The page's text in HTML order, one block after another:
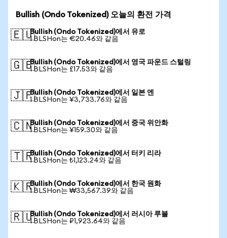
Bullish (Ondo Tokenized) 오늘의 환전 가격
🇪🇺Bullish (Ondo Tokenized)에서 유로
1 BLSHon는 €20.46와 같음
🇬🇧Bullish (Ondo Tokenized)에서 영국 파운드 스털링
1 BLSHon는 £17.53와 같음
🇯🇵Bullish (Ondo Tokenized)에서 일본 엔
1 BLSHon는 ¥3,733.76와 같음
🇨🇳Bullish (Ondo Tokenized)에서 중국 위안화
1 BLSHon는 ¥159.30와 같음
🇹🇷Bullish (Ondo Tokenized)에서 터키 리라
1 BLSHon는 ₺1,123.24와 같음
🇰🇷Bullish (Ondo Tokenized)에서 한국 원화
1 BLSHon는 ₩33,567.39와 같음
🇷🇺Bullish (Ondo Tokenized)에서 러시아 루블
1 BLSHon는 ₽1,923.64와 같음